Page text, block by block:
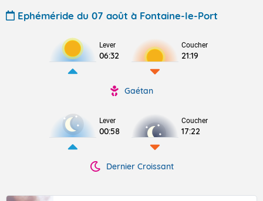
Ephéméride du 07 août à Fontaine-le-Port
Lever
06:32
Coucher
21:19
Gaétan
Lever
00:58
Coucher
17:22
Dernier Croissant